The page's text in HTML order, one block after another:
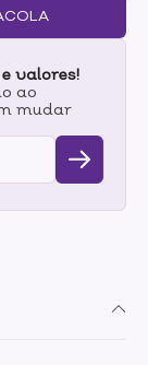
e
mais
cabelos
perderam
uma
resultados
Kit:-
Nutrição
Repara
valores!
ao
mudar